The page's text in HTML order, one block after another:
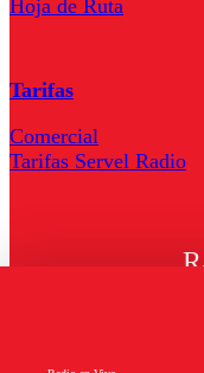
Hoja de Ruta
Tarifas
Comercial
Tarifas Servel Radio